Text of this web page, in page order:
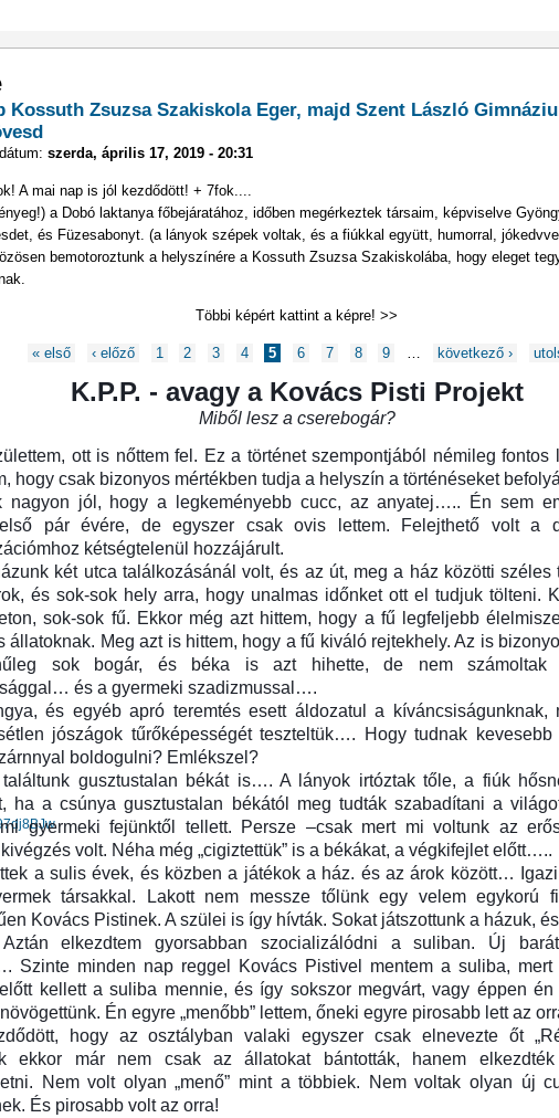
Kossuth Zsuzsa Szakiskola Eger, majd Szent László
szerda, április 17, 2019 - 20:31
A mai nap is jól kezdődött! + 7fok....
a Dobó laktanya főbejáratához, időben megérkeztek társaim, képviselve
és Füzesabonyt. (a lányok szépek voltak, és a fiúkkal együtt, humorral,
bemotoroztunk a helyszínére a Kossuth Zsuzsa Szakiskolába, hogy eleget
Többi képért kattint a képre! >>
« első ‹ előző 1 2 3 4 5 6 7 8 9 következő ›
K.P.P. - avagy a Kovács Pisti Projekt
Miből lesz a cserebogár?
ott is nőttem fel. Ez a történet szempontjából némileg fontos
hogy csak bizonyos mértékben tudja a helyszín a történéseket
nagyon jól, hogy a legkeményebb cucc, az anyatej….. Én sem
pár évére, de egyszer csak ovis lettem. Felejthető volt a
kétségtelenül hozzájárult.
két utca találkozásánál volt, és az út, meg a ház közötti széles
és sok-sok hely arra, hogy unalmas időnket ott el tudjuk tölteni.
sok-sok fű. Ekkor még azt hittem, hogy a fű legfeljebb
állatoknak. Meg azt is hittem, hogy a fű kiváló rejtekhely. Az is
sok bogár, és béka is azt hihette, de nem számoltak
és a gyermeki szadizmussal….
és egyéb apró teremtés esett áldozatul a kíváncsiságunknak,
jószágok tűrőképességét teszteltük…. Hogy tudnak
boldogulni? Emlékszel?
találtunk gusztustalan békát is…. A lányok irtóztak tőle, a fiúk
ha a csúnya gusztustalan békától meg tudták szabadítani a
gyermeki fejünktől tellett. Persze –csak mert mi voltunk az
volt. Néha még „cigiztettük” is a békákat, a végkifejlet előtt…..
a sulis évek, és közben a játékok a ház. és az árok között… Igazi
társakkal. Lakott nem messze tőlünk egy velem egykorú
Kovács Pistinek. A szülei is így hívták. Sokat játszottunk a házuk,
elkezdtem gyorsabban szocializálódni a suliban. Új
Szinte minden nap reggel Kovács Pistivel mentem a suliba,
kellett a suliba mennie, és így sokszor megvárt, vagy éppen én
Én egyre „menőbb” lettem, őneki egyre pirosabb lett az
hogy az osztályban valaki egyszer csak elnevezte őt
ekkor már nem csak az állatokat bántották, hanem
Nem volt olyan „menő” mint a többiek. Nem voltak olyan új
És pirosabb volt az orra!